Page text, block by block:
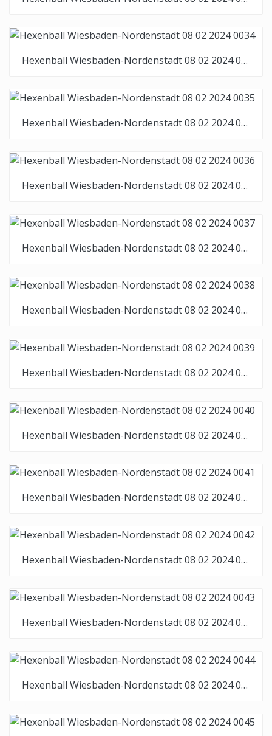
Hexenball Wiesbaden-Nordenstadt 08 02 2024 0034
Hexenball Wiesbaden-Nordenstadt 08 02 2024 0035
Hexenball Wiesbaden-Nordenstadt 08 02 2024 0036
Hexenball Wiesbaden-Nordenstadt 08 02 2024 0037
Hexenball Wiesbaden-Nordenstadt 08 02 2024 0038
Hexenball Wiesbaden-Nordenstadt 08 02 2024 0039
Hexenball Wiesbaden-Nordenstadt 08 02 2024 0040
Hexenball Wiesbaden-Nordenstadt 08 02 2024 0041
Hexenball Wiesbaden-Nordenstadt 08 02 2024 0042
Hexenball Wiesbaden-Nordenstadt 08 02 2024 0043
Hexenball Wiesbaden-Nordenstadt 08 02 2024 0044